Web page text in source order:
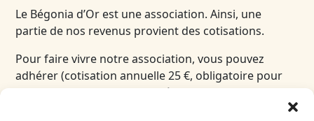
Le Bégonia d’Or est une association. Ainsi, une
partie de nos revenus provient des cotisations.
Pour faire vivre notre association, vous pouvez
adhérer (cotisation annuelle 25 €, obligatoire pour
toute inscription aux stages à partir de 3 heures).